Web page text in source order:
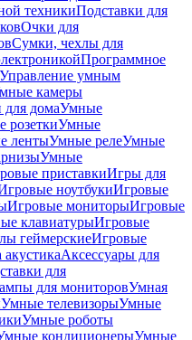
техникиПодставки для
Очки для
Сумки, чехлы для
Программное
Управление умным
камеры
домаУмные
розеткиУмные
лентыУмные релеУмные
Умные
приставкиИгры для
ноутбукиИгровые
Игровые мониторыИгровые
клавиатурыИгровые
геймерскиеИгровые
Аксессуары для
для
для мониторовУмная
Умные телевизорыУмные
Умные роботы
кондиционерыУмные